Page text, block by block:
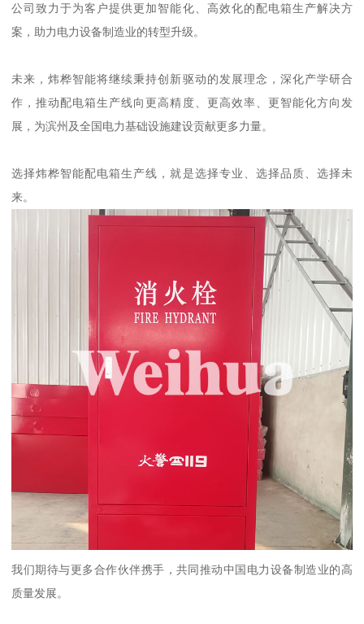
公司致力于为客户提供更加智能化、高效化的配电箱生产解决方
案，助力电力设备制造业的转型升级。
未来，炜桦智能将继续秉持创新驱动的发展理念，深化产学研合
作，推动配电箱生产线向更高精度、更高效率、更智能化方向发
展，为滨州及全国电力基础设施建设贡献更多力量。
选择炜桦智能配电箱生产线，就是选择专业、选择品质、选择未
来。
我们期待与更多合作伙伴携手，共同推动中国电力设备制造业的高
质量发展。